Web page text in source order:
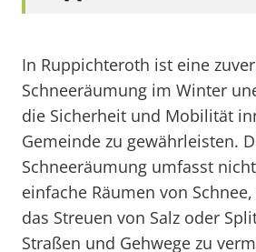
In Ruppichteroth ist eine
Schneeräumung im Winter
die Sicherheit und Mobilität
Gemeinde zu gewährleisten.
Schneeräumung umfasst
einfache Räumen von
das Streuen von Salz oder
Straßen und Gehwege zu